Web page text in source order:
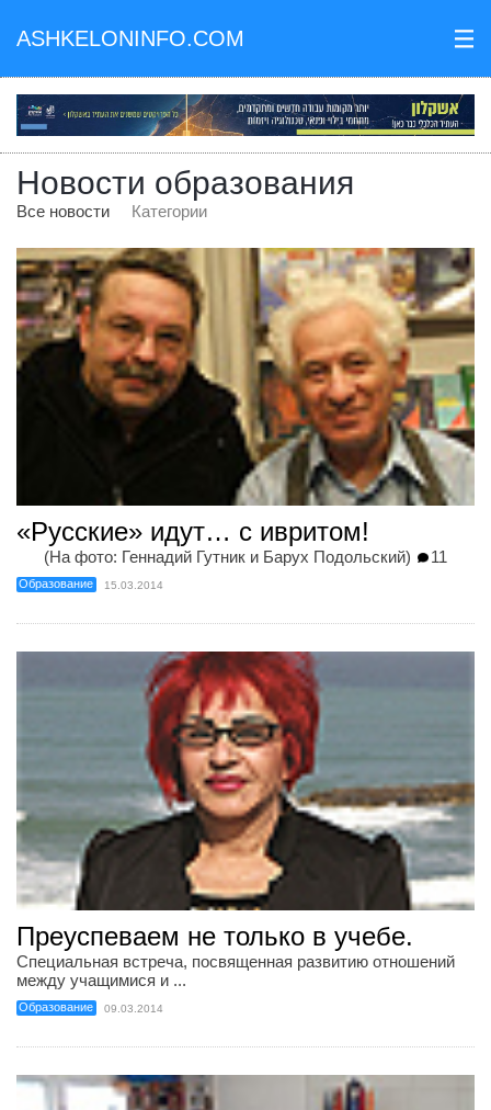
ASHKELONINFO.COM III
Новости образования
Все новости Категории
«Русские» идут… с ивритом!
(На фото: Геннадий Гутник и Барух Подольский) 11
Образование 15.03.2014
Преуспеваем не только в учебе.
Специальная встреча, посвященная развитию отношений
между учащимися и ...
Образование 09.03.2014